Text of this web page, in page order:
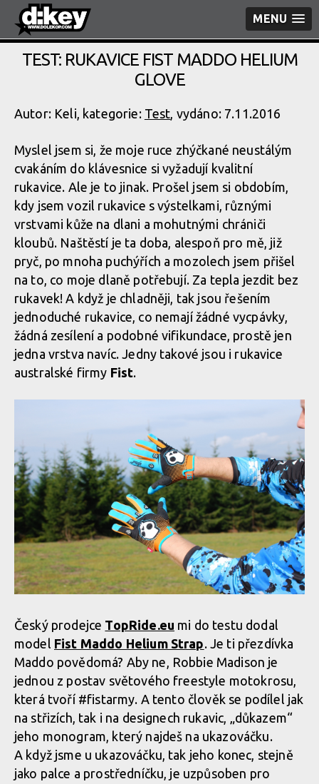
MENU
TEST: RUKAVICE FIST MADDO HELIUM
GLOVE
Autor: Keli, kategorie: Test, vydáno: 7.11.2016
Myslel jsem si, že moje ruce zhýčkané neustálým
cvakáním do klávesnice si vyžadují kvalitní
rukavice. Ale je to jinak. Prošel jsem si obdobím,
kdy jsem vozil rukavice s výstelkami, různými
vrstvami kůže na dlani a mohutnými chrániči
kloubů. Naštěstí je ta doba, alespoň pro mě, již
pryč, po mnoha puchýřích a mozolech jsem přišel
na to, co moje dlaně potřebují. Za tepla jezdit bez
rukavek! A když je chladněji, tak jsou řešením
jednoduché rukavice, co nemají žádné vycpávky,
žádná zesílení a podobné vifikundace, prostě jen
jedna vrstva navíc. Jedny takové jsou i rukavice
australské firmy Fist.
Český prodejce TopRide.eu mi do testu dodal
model Fist Maddo Helium Strap. Je ti přezdívka
Maddo povědomá? Aby ne, Robbie Madison je
jednou z postav světového freestyle motokrosu,
která tvoří #fistarmy. A tento člověk se podílel jak
na střizích, tak i na designech rukavic, „důkazem“
jeho monogram, který najdeš na ukazováčku.
A když jsme u ukazováčku, tak jeho konec, stejně
jako palce a prostředníčku, je uzpůsoben pro